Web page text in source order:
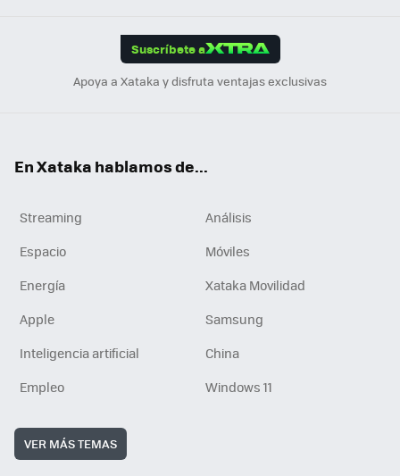
Suscríbete a
Apoya a Xataka y disfruta ventajas exclusivas
En Xataka hablamos de...
Streaming
Análisis
Espacio
Móviles
Energía
Xataka Movilidad
Apple
Samsung
Inteligencia artificial
China
Empleo
Windows 11
VER MÁS TEMAS